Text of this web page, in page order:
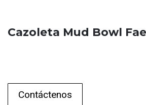
Cazoleta Mud Bowl
Contáctenos